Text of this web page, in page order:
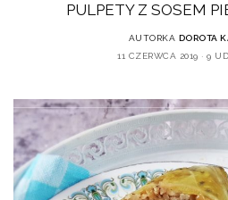
PULPETY Z SOSEM
AUTORKA DOROTA
11 CZERWCA 2019
9